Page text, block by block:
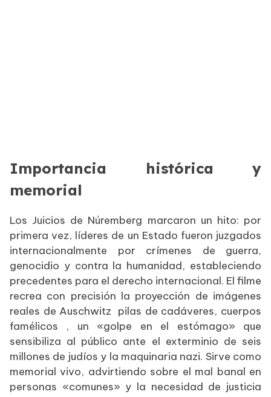
Importancia histórica y
memorial
Los Juicios de Núremberg marcaron un hito: por
primera vez, líderes de un Estado fueron juzgados
internacionalmente por crímenes de guerra,
genocidio y contra la humanidad, estableciendo
precedentes para el derecho internacional. El filme
recrea con precisión la proyección de imágenes
reales de Auschwitz pilas de cadáveres, cuerpos
famélicos , un «golpe en el estómago» que
sensibiliza al público ante el exterminio de seis
millones de judíos y la maquinaria nazi. Sirve como
memorial vivo, advirtiendo sobre el mal banal en
personas «comunes» y la necesidad de justicia